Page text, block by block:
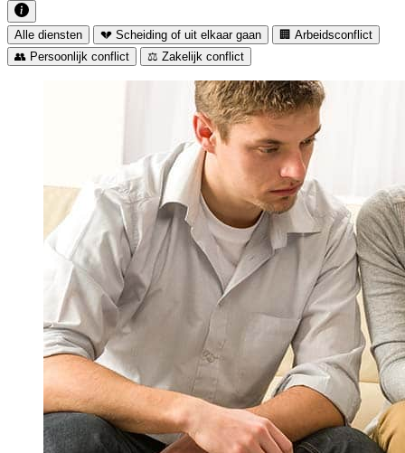
Alle diensten 💔 Scheiding of uit elkaar gaan
🏢 Arbeidsconflict
👥 Persoonlijk conflict
⚖️ Zakelijk conflict